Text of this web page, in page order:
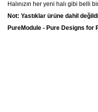
Halınızın her yeni halı gibi belli
Not: Yastıklar ürüne dahil
PureModule - Pure Designs for